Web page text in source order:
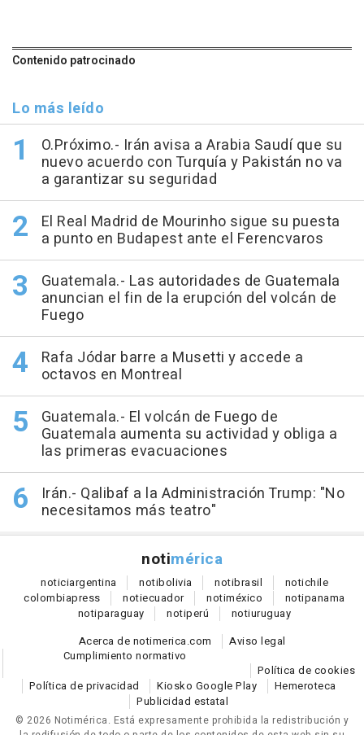
Contenido patrocinado
Lo más leído
O.Próximo.- Irán avisa a Arabia Saudí que su
nuevo acuerdo con Turquía y Pakistán no va
a garantizar su seguridad
El Real Madrid de Mourinho sigue su puesta
a punto en Budapest ante el Ferencvaros
Guatemala.- Las autoridades de Guatemala
anuncian el fin de la erupción del volcán de
Fuego
Rafa Jódar barre a Musetti y accede a
octavos en Montreal
Guatemala.- El volcán de Fuego de
Guatemala aumenta su actividad y obliga a
las primeras evacuaciones
Irán.- Qalibaf a la Administración Trump: "No
necesitamos más teatro"
notimérica
noticiargentina notibolivia notibrasil notichile
colombiapress notiecuador notiméxico notipanama
notiparaguay notiperú notiuruguay
Acerca de notimerica.com
Aviso legal
Cumplimiento normativo
Política de cookies
Política de privacidad
Kiosko Google Play
Hemeroteca
Publicidad estatal
© 2026 Notimérica. Está expresamente prohibida la redistribución y